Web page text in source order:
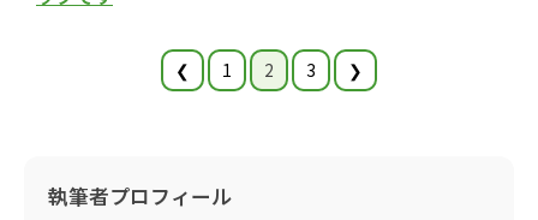
❮ 1 2 3 ❯
執筆者プロフィール